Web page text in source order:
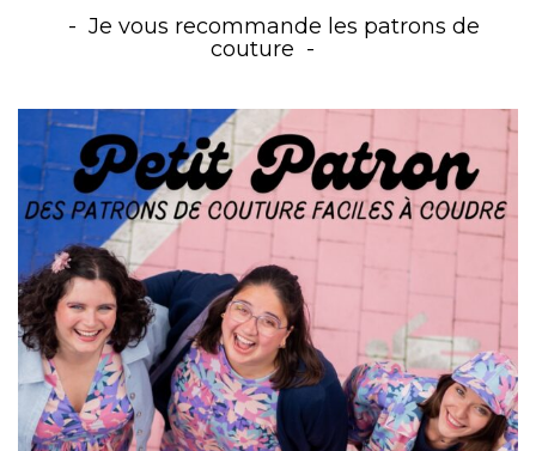
Je vous recommande les patrons de
couture